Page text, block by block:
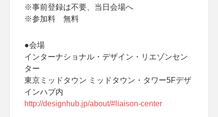
※事前登録は不要、当日会場へ
※参加料 無料
●会場
インターナショナル・デザイン・リエゾンセン
ター
東京ミッドタウン ミッドタウン・タワー5Fデザ
インハブ内
http://designhub.jp/about/#liaison-center